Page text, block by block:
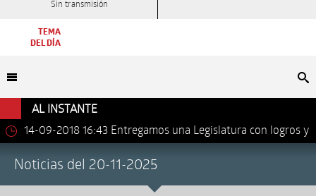
Sin transmisión
TEMA
DEL DÍA
AL INSTANTE
14-09-2018 16:43 Entregamos una Legislatura con logros y
Noticias del 20-11-2025